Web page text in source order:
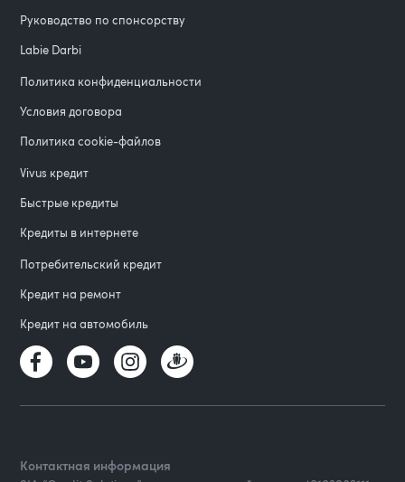
Руководство по спонсорству
Labie Darbi
Политика конфиденциальности
Условия договора
Политика cookie-файлов
Vivus кредит
Быстрые кредиты
Кредиты в интернете
Потребительский кредит
Кредит на ремонт
Кредит на автомобиль
Контактная информация